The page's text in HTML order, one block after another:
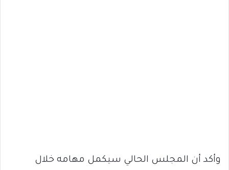
وأكد أن المجلس الحالي سيكمل مهامه خلال